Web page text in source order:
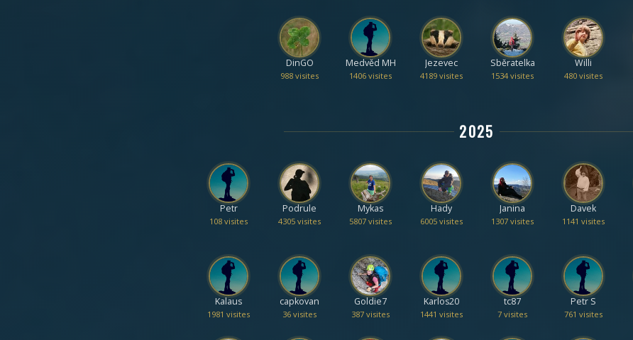
DinGO
988 visites
Medvěd MH
1406 visites
Jezevec
4189 visites
Sběratelka
1534 visites
Willi
480 visites
2025
Petr
108 visites
Podrule
4305 visites
Mykas
5807 visites
Hady
6005 visites
Janina
1307 visites
Davek
1141 visites
Kalaus
1981 visites
capkovan
36 visites
Goldie7
387 visites
Karlos20
1441 visites
tc87
7 visites
Petr S
761 visites